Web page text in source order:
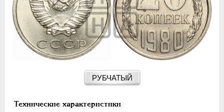
РУБЧАТЫЙ
Технические характеристики
20 КОПЕЕК
50 КОПЕЕК
ПОЛТИННИК
1 РУБЛЬ
10 РУБЛЕЙ